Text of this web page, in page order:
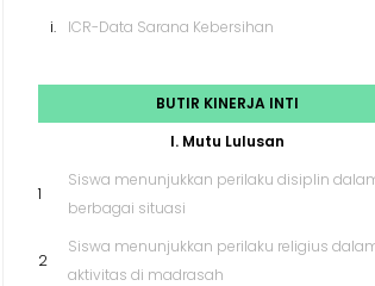
i.
ICR-Data Sarana Kebersihan
BUTIR KINERJA INTI
I. Mutu Lulusan
1
Siswa menunjukkan perilaku disiplin
berbagai situasi
2
Siswa menunjukkan perilaku religius
aktivitas di madrasah